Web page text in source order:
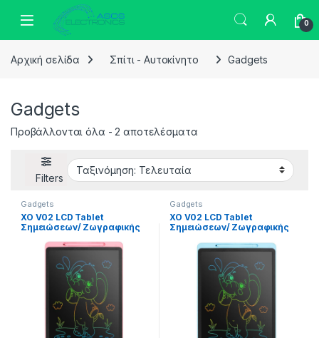
Skip to navigation
Skip to content
0
Αρχική σελίδα Σπίτι - Αυτοκίνητο Gadgets
Gadgets
Προβάλλονται όλα - 2 αποτελέσματαSorted by latest
Filters
Gadgets
XO V02 LCD Tablet
Σημειώσεων/ Ζωγραφικής
Gadgets
XO V02 LCD Tablet
Σημειώσεων/ Ζωγραφικής